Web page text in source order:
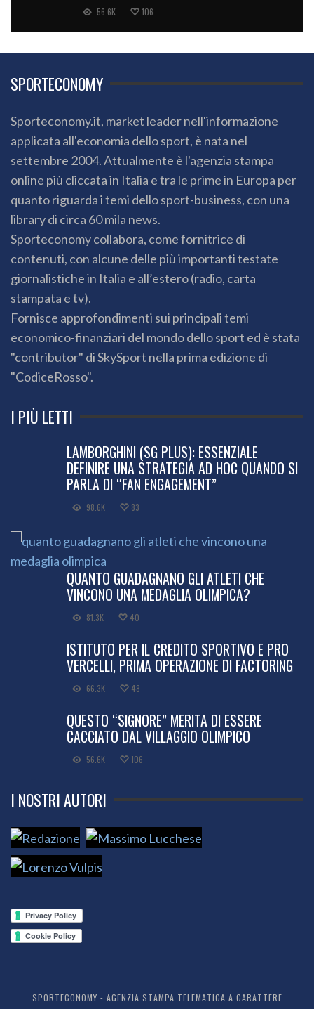
56.6K 106
SPORTECONOMY
Sporteconomy.it, market leader nell'informazione
applicata all'economia dello sport, è nata nel
settembre 2004. Attualmente è l'agenzia stampa
online più cliccata in Italia e tra le prime in Europa per
quanto riguarda i temi dello sport-business, con una
library di circa 60 mila news.
Sporteconomy collabora, come fornitrice di
contenuti, con alcune delle più importanti testate
giornalistiche in Italia e all’estero (radio, carta
stampata e tv).
Fornisce approfondimenti sui principali temi
economico-finanziari del mondo dello sport ed è stata
"contributor" di SkySport nella prima edizione di
"CodiceRosso".
I PIÙ LETTI
LAMBORGHINI (SG PLUS): ESSENZIALE
DEFINIRE UNA STRATEGIA AD HOC QUANDO SI
PARLA DI “FAN ENGAGEMENT”
98.6K 83
QUANTO GUADAGNANO GLI ATLETI CHE
VINCONO UNA MEDAGLIA OLIMPICA?
81.3K 40
ISTITUTO PER IL CREDITO SPORTIVO E PRO
VERCELLI, PRIMA OPERAZIONE DI FACTORING
66.3K 48
QUESTO “SIGNORE” MERITA DI ESSERE
CACCIATO DAL VILLAGGIO OLIMPICO
56.6K 106
I NOSTRI AUTORI
SPORTECONOMY - AGENZIA STAMPA TELEMATICA A CARATTERE